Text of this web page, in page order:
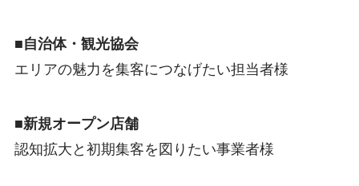
■自治体・観光協会
エリアの魅力を集客につなげたい担当者様
■新規オープン店舗
認知拡大と初期集客を図りたい事業者様